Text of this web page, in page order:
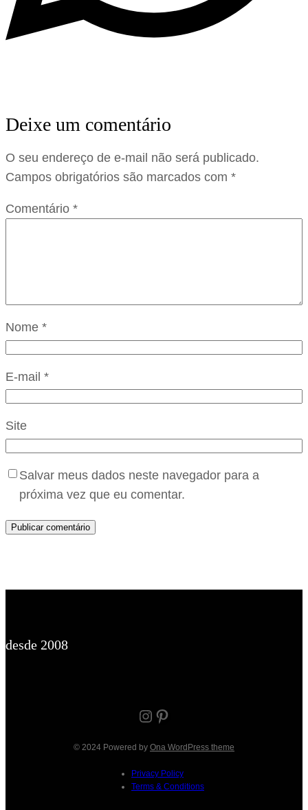
Deixe um comentário
O seu endereço de e-mail não será publicado.
Campos obrigatórios são marcados com *
Comentário *
Nome *
E-mail *
Site
Salvar meus dados neste navegador para a
próxima vez que eu comentar.
desde 2008
Instagram Pinterest
© 2024 Powered by Ona WordPress theme
Privacy Policy
Terms & Conditions